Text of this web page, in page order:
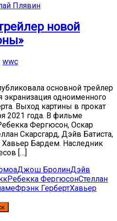
Плявин
новой
wwc
основной трейлер
одноименного
Выход картины в прокат
2021 года. В фильме
Фергюсон, Оскар
Скарсгард, Дэйв Батиста,
Бардем. Наследник
[…]
Джош БролинДэйв
Ребекка ФергюсонСтеллан
Фрэнк ГербертХавьер